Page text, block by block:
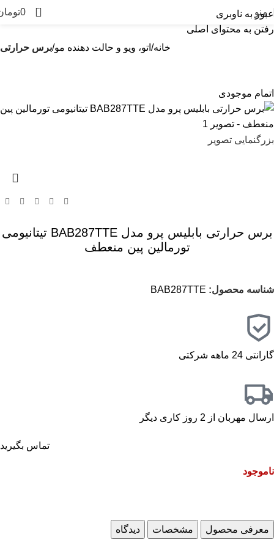
عبور به ناوبری
رفتن به محتوای اصلی
منو 0
0
خانه اتو، ویو و حالت دهنده مو برس حرارتی
اتمام موجودی
بزرگنمایی تصویر
برس حرارتی بابلیس پرو مدل BAB287TTE تیتانیومی
تورمالین پین منعطف
شناسه محصول: BAB287TTE
گارانتی 24 ماهه شرکتی
ارسال مهربان از 2 روز کاری دیگر
تماس بگیرید
ناموجود
معرفی محصول مشخصات دیدگاه